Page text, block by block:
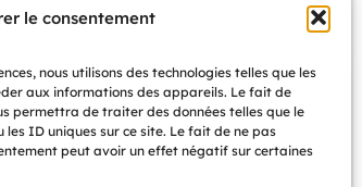
le consentement
nous utilisons des technologies telles que les
aux informations des appareils. Le fait de
permettra de traiter des données telles que le
ID uniques sur ce site. Le fait de ne pas
peut avoir un effet négatif sur certaines
Nous contacter
dedales.editions@gmail.com
L’association est basée à Toulouse